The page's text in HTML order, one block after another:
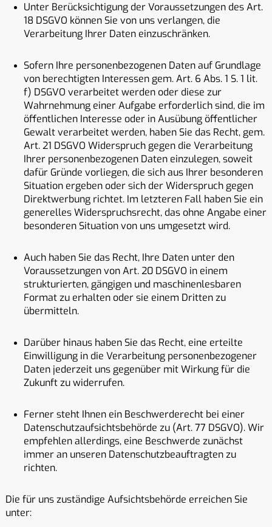
Unter Berücksichtigung der Voraussetzungen des Art.
18 DSGVO können Sie von uns verlangen, die
Verarbeitung Ihrer Daten einzuschränken.
Sofern Ihre personenbezogenen Daten auf Grundlage
von berechtigten Interessen gem. Art. 6 Abs. 1 S. 1 lit.
f) DSGVO verarbeitet werden oder diese zur
Wahrnehmung einer Aufgabe erforderlich sind, die im
öffentlichen Interesse oder in Ausübung öffentlicher
Gewalt verarbeitet werden, haben Sie das Recht, gem.
Art. 21 DSGVO Widerspruch gegen die Verarbeitung
Ihrer personenbezogenen Daten einzulegen, soweit
dafür Gründe vorliegen, die sich aus Ihrer besonderen
Situation ergeben oder sich der Widerspruch gegen
Direktwerbung richtet. Im letzteren Fall haben Sie ein
generelles Widerspruchsrecht, das ohne Angabe einer
besonderen Situation von uns umgesetzt wird.
Auch haben Sie das Recht, Ihre Daten unter den
Voraussetzungen von Art. 20 DSGVO in einem
strukturierten, gängigen und maschinenlesbaren
Format zu erhalten oder sie einem Dritten zu
übermitteln.
Darüber hinaus haben Sie das Recht, eine erteilte
Einwilligung in die Verarbeitung personenbezogener
Daten jederzeit uns gegenüber mit Wirkung für die
Zukunft zu widerrufen.
Ferner steht Ihnen ein Beschwerderecht bei einer
Datenschutzaufsichtsbehörde zu (Art. 77 DSGVO). Wir
empfehlen allerdings, eine Beschwerde zunächst
immer an unseren Datenschutzbeauftragten zu
richten.
Die für uns zuständige Aufsichtsbehörde erreichen Sie
unter: